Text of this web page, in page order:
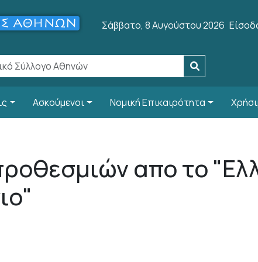
Σάββατο, 8 Αυγούστου 2026User
Ασκούμενοι Νομική Επικαιρότητα
απο το